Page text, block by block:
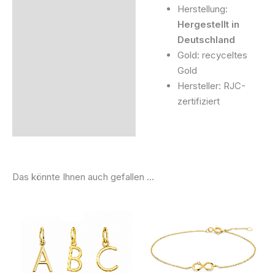
Herstellung:
Hergestellt in
Deutschland
Gold: recyceltes
Gold
Hersteller: RJC-
zertifiziert
Das könnte Ihnen auch gefallen …